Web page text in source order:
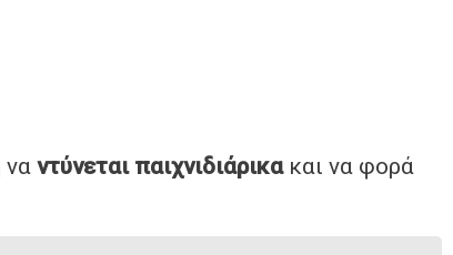
να ντύνεται παιχνιδιάρικακαι να φορά